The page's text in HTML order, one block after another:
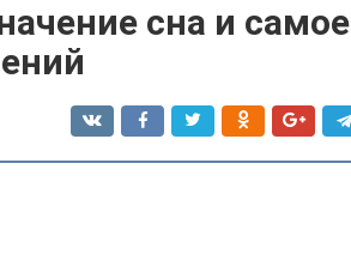
сна и самое